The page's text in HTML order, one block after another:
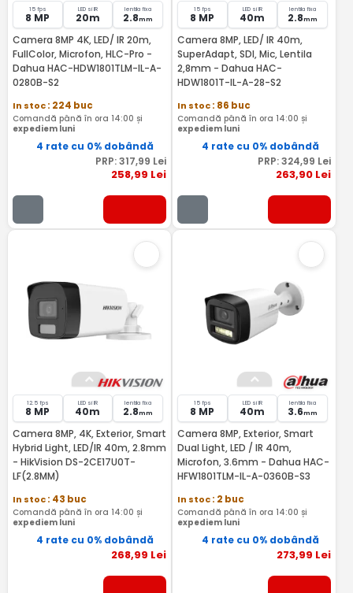
15 fps
8 MP
LED si IR
20m
lentila fixa
2.8mm
Camera 8MP 4K, LED/ IR 20m,
FullColor, Microfon, HLC-Pro -
Dahua HAC-HDW1801TLM-IL-A-
0280B-S2
In stoc: 224 buc
Comandă până în ora 14:00 și
expediem luni
4 rate cu 0% dobândă
PRP:317,99 Lei
258,99 Lei
15 fps
8 MP
LED si IR
40m
lentila fixa
2.8mm
Camera 8MP, LED/ IR 40m,
SuperAdapt, SDI, Mic, Lentila
2,8mm - Dahua HAC-
HDW1801T-IL-A-28-S2
In stoc: 86 buc
Comandă până în ora 14:00 și
expediem luni
4 rate cu 0% dobândă
PRP:324,99 Lei
263,90 Lei
12.5 fps
8 MP
LED si IR
40m
lentila fixa
2.8mm
Camera 8MP, 4K, Exterior, Smart
Hybrid Light, LED/IR 40m, 2.8mm
- HikVision DS-2CE17U0T-
LF(2.8MM)
In stoc: 43 buc
Comandă până în ora 14:00 și
expediem luni
4 rate cu 0% dobândă
268,99 Lei
15 fps
8 MP
LED si IR
40m
lentila fixa
3.6mm
Camera 8MP, Exterior, Smart
Dual Light, LED / IR 40m,
Microfon, 3.6mm - Dahua HAC-
HFW1801TLM-IL-A-0360B-S3
In stoc: 2 buc
Comandă până în ora 14:00 și
expediem luni
4 rate cu 0% dobândă
273,99 Lei